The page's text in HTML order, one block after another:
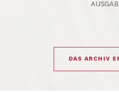
DAS ARCHIV